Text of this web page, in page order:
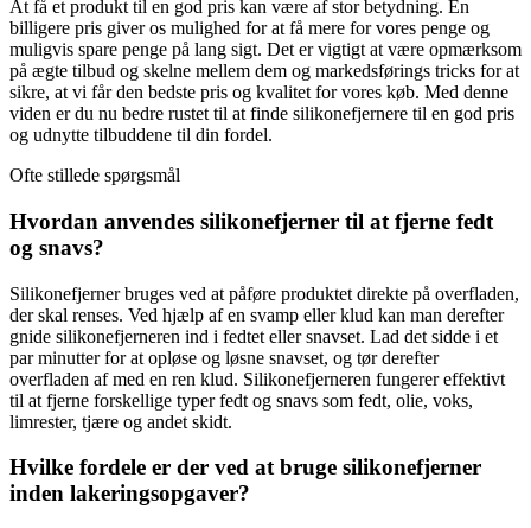
At få et produkt til en god pris kan være af stor betydning. En
billigere pris giver os mulighed for at få mere for vores penge og
muligvis spare penge på lang sigt. Det er vigtigt at være opmærksom
på ægte tilbud og skelne mellem dem og markedsførings tricks for at
sikre, at vi får den bedste pris og kvalitet for vores køb. Med denne
viden er du nu bedre rustet til at finde silikonefjernere til en god pris
og udnytte tilbuddene til din fordel.
Ofte stillede spørgsmål
Hvordan anvendes silikonefjerner til at fjerne fedt
og snavs?
Silikonefjerner bruges ved at påføre produktet direkte på overfladen,
der skal renses. Ved hjælp af en svamp eller klud kan man derefter
gnide silikonefjerneren ind i fedtet eller snavset. Lad det sidde i et
par minutter for at opløse og løsne snavset, og tør derefter
overfladen af med en ren klud. Silikonefjerneren fungerer effektivt
til at fjerne forskellige typer fedt og snavs som fedt, olie, voks,
limrester, tjære og andet skidt.
Hvilke fordele er der ved at bruge silikonefjerner
inden lakeringsopgaver?